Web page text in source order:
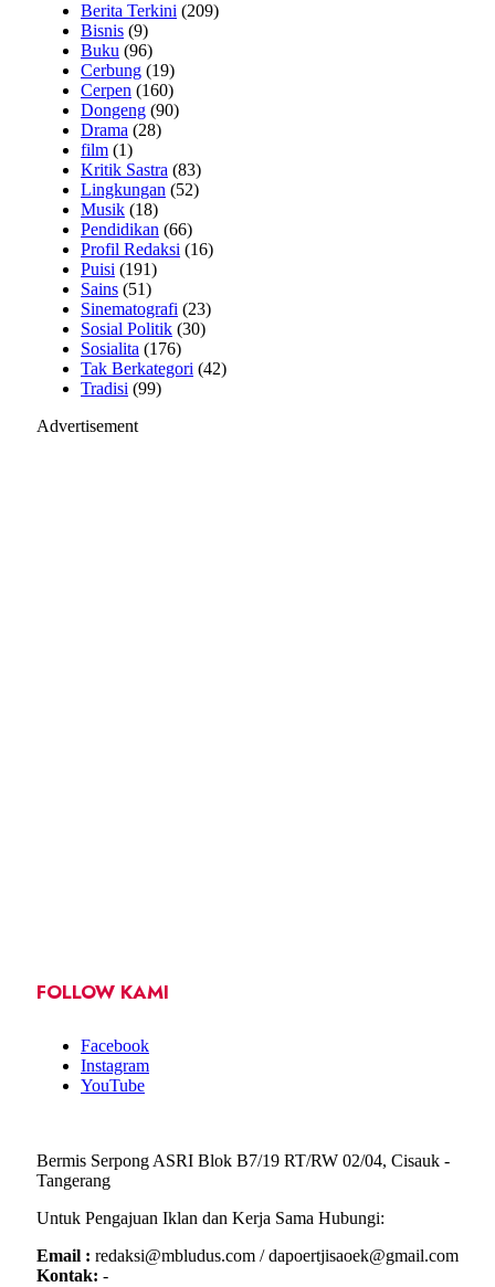
Berita Terkini (209)
Bisnis (9)
Buku (96)
Cerbung (19)
Cerpen (160)
Dongeng (90)
Drama (28)
film (1)
Kritik Sastra (83)
Lingkungan (52)
Musik (18)
Pendidikan (66)
Profil Redaksi (16)
Puisi (191)
Sains (51)
Sinematografi (23)
Sosial Politik (30)
Sosialita (176)
Tak Berkategori (42)
Tradisi (99)
Advertisement
FOLLOW KAMI
Facebook
Instagram
YouTube
Bermis Serpong ASRI Blok B7/19 RT/RW 02/04, Cisauk -
Tangerang
Untuk Pengajuan Iklan dan Kerja Sama Hubungi:
Email : redaksi@mbludus.com / dapoertjisaoek@gmail.com
Kontak: -